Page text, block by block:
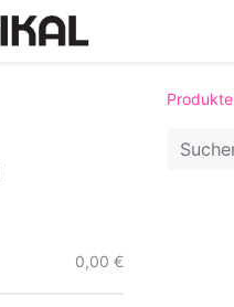
0,00 €
Produkte